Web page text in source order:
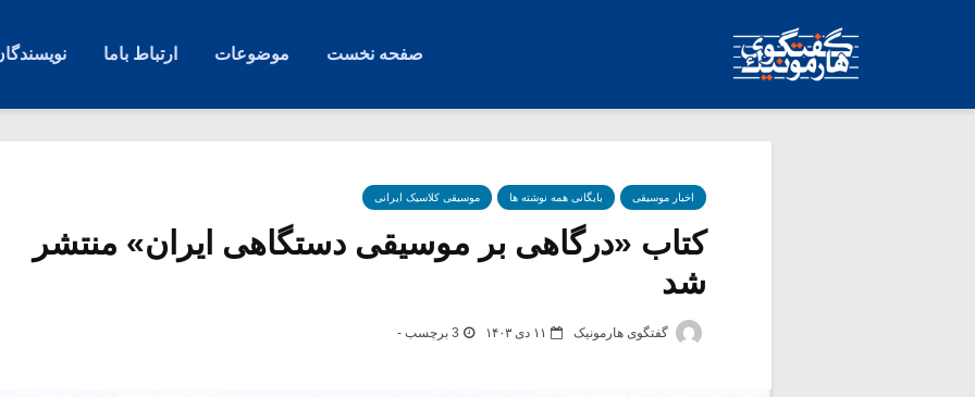
صفحه نخست موضوعات ارتباط باما
اخبار موسیقی بایگانی همه نوشته ها موسیقی کلاسیک ایرانی
کتاب «درگاهی بر موسیقی دستگاهی ایران» منتشر
شد
گفتگوی هارمونیک ۱۱ دی ۱۴۰۳ 3 برچسب -